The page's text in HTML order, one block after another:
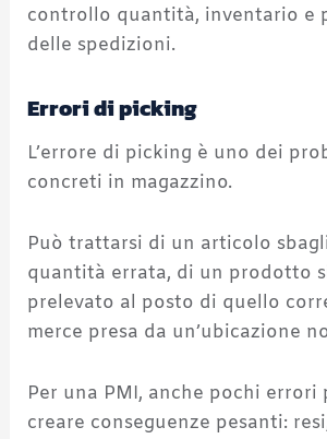
controllo quantità, inventario e
delle spedizioni.
Errori di picking
L’errore di picking è uno dei
concreti in magazzino.
Può trattarsi di un articolo
quantità errata, di un prodotto
prelevato al posto di quello
merce presa da un’ubicazione
Per una PMI, anche pochi errori
creare conseguenze pesanti: